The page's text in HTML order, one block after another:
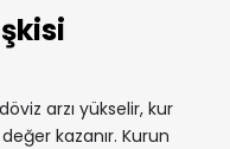
arzı yükselir, kur
kazanır. Kurun